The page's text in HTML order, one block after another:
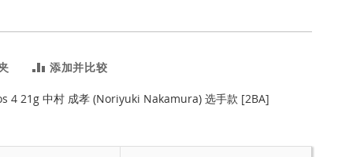
添加并比较
4 21g 中村 成孝 (Noriyuki Nakamura) 选手款 [2BA]